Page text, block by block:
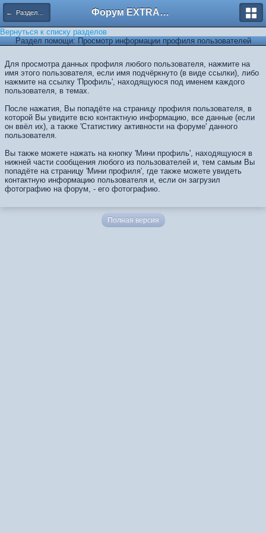
← Разделы помощи Форум EXTRACTOR.ru
Вернуться к списку разделов
Раздел помощи: Просмотр информации профиля пользователей
Для просмотра данных профиля любого пользователя, нажмите на
имя этого пользователя, если имя подчёркнуто (в виде ссылки), либо
нажмите на ссылку 'Профиль', находящуюся под именем каждого
пользователя, в темах.
После нажатия, Вы попадёте на страницу профиля пользователя, в
которой Вы увидите всю контактную информацию, все данные (если
он ввёл их), а также 'Статистику активности на форуме' данного
пользователя.
Вы также можете нажать на кнопку 'Мини профиль', находящуюся в
нижней части сообщения любого из пользователей и, тем самым Вы
попадёте на страницу 'Мини профиля', где также можете увидеть
контактную информацию пользователя и, если он загрузил
фотографию на форум, - его фотографию.
Полная версия